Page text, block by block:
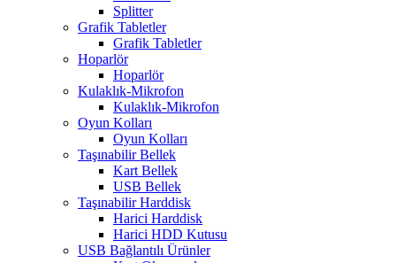
Splitter
Grafik Tabletler
Grafik Tabletler
Hoparlör
Hoparlör
Kulaklık-Mikrofon
Kulaklık-Mikrofon
Oyun Kolları
Oyun Kolları
Taşınabilir Bellek
Kart Bellek
USB Bellek
Taşınabilir Harddisk
Harici Harddisk
Harici HDD Kutusu
USB Bağlantılı Ürünler